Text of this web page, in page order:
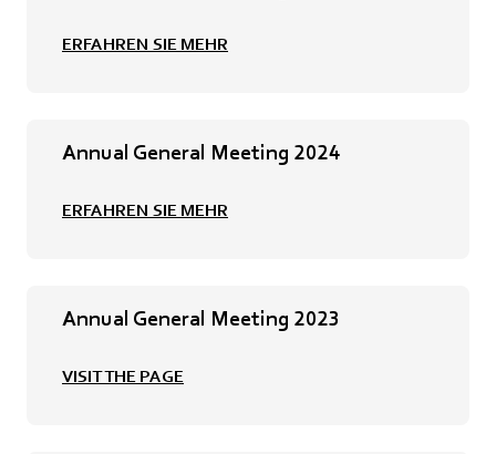
ERFAHREN SIE MEHR
Annual General Meeting 2024
ERFAHREN SIE MEHR
Annual General Meeting 2023
VISIT THE PAGE